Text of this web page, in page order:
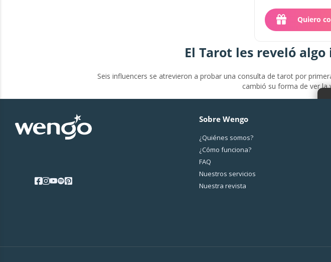
Quiero
El Tarot les reveló
Seis influencers se atrevieron a probar una consulta de tarot por
cambió su forma de ver la
Sobre Wengo
¿Quiénes somos?
¿Cо́mo funciona?
FAQ
Nuestros servicios
Nuestra revista